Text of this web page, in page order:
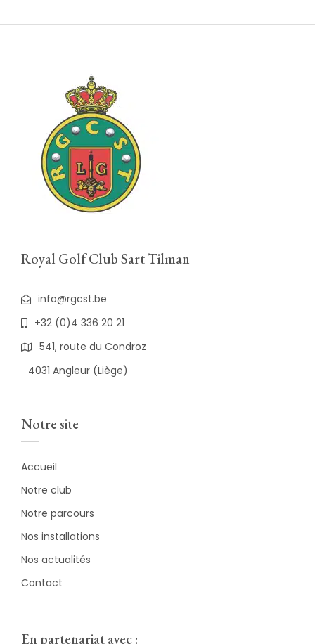
Royal Golf Club Sart Tilman
info@rgcst.be
+32 (0)4 336 20 21
541, route du Condroz
4031 Angleur (Liège)
Notre site
Accueil
Notre club
Notre parcours
Nos installations
Nos actualités
Contact
En partenariat avec :